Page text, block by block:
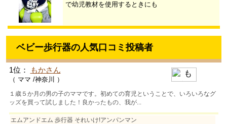
で幼児教材を使用するときにも
ベビー歩行器の人気口コミ投稿者
1位： もかさん
（ ママ /神奈川 ）
１歳５か月の男の子のママです。初めての育児ということで、いろいろなグ
ッズを買って試しました！良かったもの、我が...
エムアンドエム 歩行器 それいけ!アンパンマン